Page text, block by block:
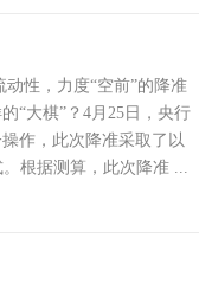
性，力度“空前”的降准
“大棋”？4月25日，央行
作，此次降准采取了以
根据测算，此次降准 ...